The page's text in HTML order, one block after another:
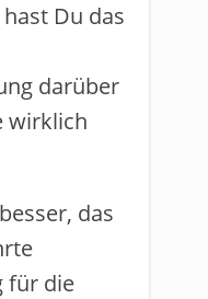
Du das
darüber
wirklich
das
für die